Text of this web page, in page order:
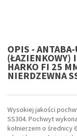
OPIS -
(ŁAZIENKOWY)
HARKO FI 25
NIERDZEWNA
Wysokiej jakości
SS304. Pochwyt
kołnierzem o średnicy